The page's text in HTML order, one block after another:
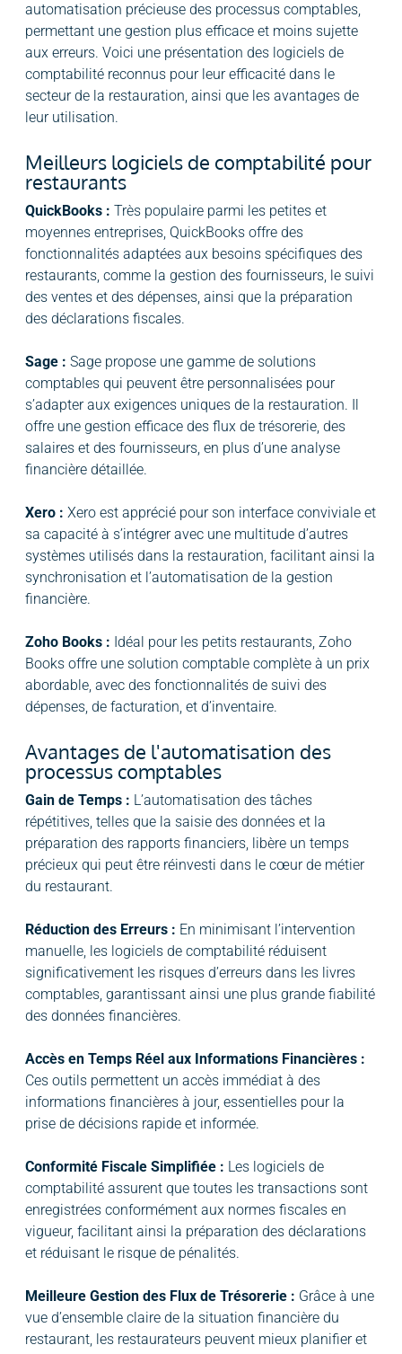
automatisation précieuse des processus comptables,
permettant une gestion plus efficace et moins sujette
aux erreurs. Voici une présentation des logiciels de
comptabilité reconnus pour leur efficacité dans le
secteur de la restauration, ainsi que les avantages de
leur utilisation.
Meilleurs logiciels de comptabilité pour
restaurants
QuickBooks : Très populaire parmi les petites et
moyennes entreprises, QuickBooks offre des
fonctionnalités adaptées aux besoins spécifiques des
restaurants, comme la gestion des fournisseurs, le suivi
des ventes et des dépenses, ainsi que la préparation
des déclarations fiscales.
Sage : Sage propose une gamme de solutions
comptables qui peuvent être personnalisées pour
s’adapter aux exigences uniques de la restauration. Il
offre une gestion efficace des flux de trésorerie, des
salaires et des fournisseurs, en plus d’une analyse
financière détaillée.
Xero : Xero est apprécié pour son interface conviviale et
sa capacité à s’intégrer avec une multitude d’autres
systèmes utilisés dans la restauration, facilitant ainsi la
synchronisation et l’automatisation de la gestion
financière.
Zoho Books : Idéal pour les petits restaurants, Zoho
Books offre une solution comptable complète à un prix
abordable, avec des fonctionnalités de suivi des
dépenses, de facturation, et d’inventaire.
Avantages de l'automatisation des
processus comptables
Gain de Temps : L’automatisation des tâches
répétitives, telles que la saisie des données et la
préparation des rapports financiers, libère un temps
précieux qui peut être réinvesti dans le cœur de métier
du restaurant.
Réduction des Erreurs : En minimisant l’intervention
manuelle, les logiciels de comptabilité réduisent
significativement les risques d’erreurs dans les livres
comptables, garantissant ainsi une plus grande fiabilité
des données financières.
Accès en Temps Réel aux Informations Financières :
Ces outils permettent un accès immédiat à des
informations financières à jour, essentielles pour la
prise de décisions rapide et informée.
Conformité Fiscale Simplifiée : Les logiciels de
comptabilité assurent que toutes les transactions sont
enregistrées conformément aux normes fiscales en
vigueur, facilitant ainsi la préparation des déclarations
et réduisant le risque de pénalités.
Meilleure Gestion des Flux de Trésorerie : Grâce à une
vue d’ensemble claire de la situation financière du
restaurant, les restaurateurs peuvent mieux planifier et